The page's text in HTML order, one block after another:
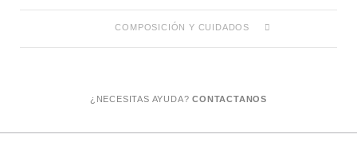
COMPOSICIÓN Y CUIDADOS
¿NECESITAS AYUDA?CONTACTANOS